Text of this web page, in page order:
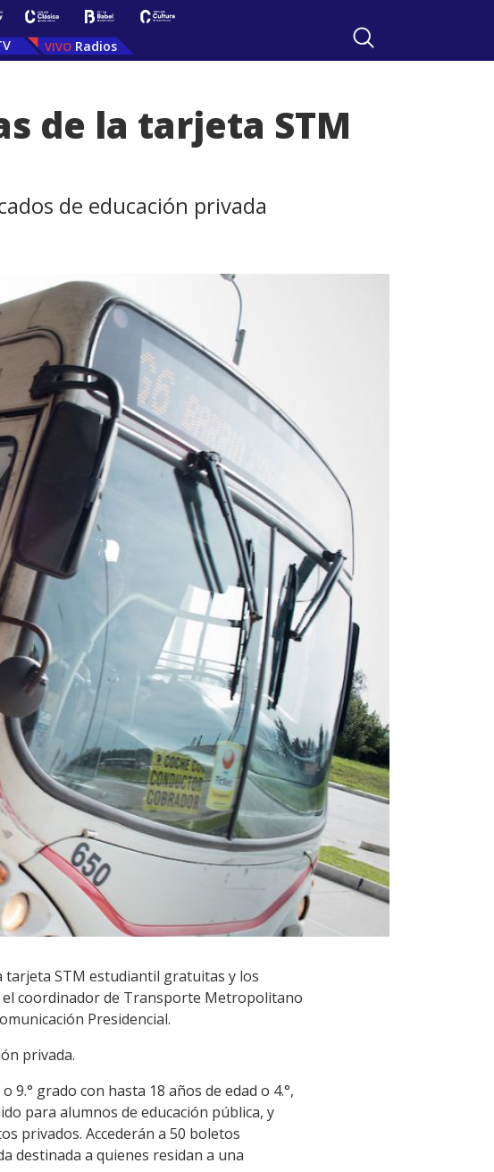
Radios
de la tarjeta STM
de educación privada
tarjeta STM estudiantil gratuitas y los
coordinador de Transporte Metropolitano
Presidencial.
privada.
9.° grado con hasta 18 años de edad o 4.°,
para alumnos de educación pública, y
privados. Accederán a 50 boletos
destinada a quienes residan a una